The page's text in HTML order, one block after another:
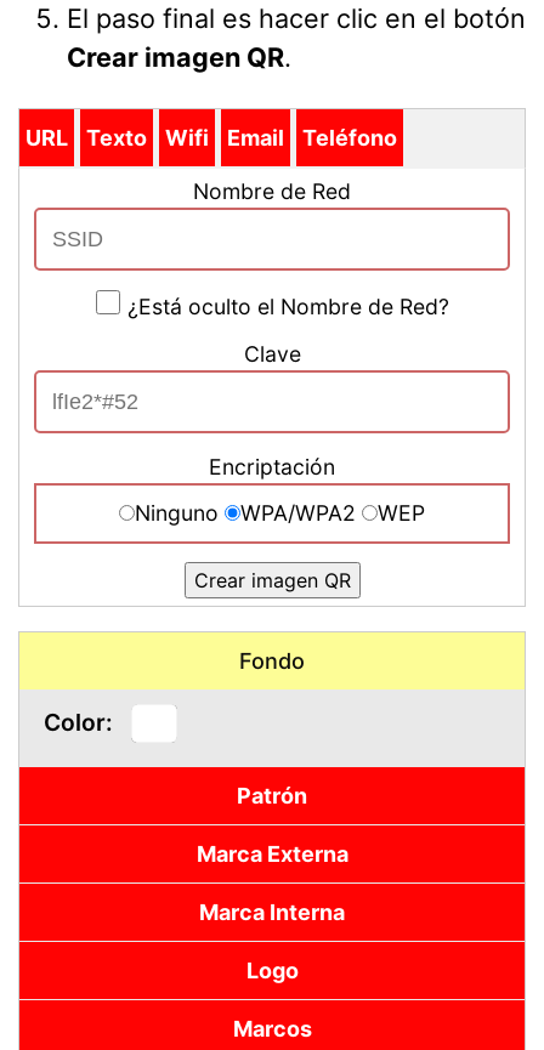
El paso final es hacer clic en el botón
Crear imagen QR.
URL Texto Wifi Email Teléfono
Nombre de Red
¿Está oculto el Nombre de Red?
Clave
Encriptación
Ninguno
WPA/WPA2 WEP
Crear imagen QR
Fondo
Color:
Patrón
Marca Externa
Marca Interna
Logo
Marcos